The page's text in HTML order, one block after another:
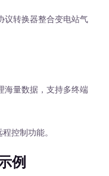
转换器整合变电站气
量数据，支持多终端
控制功能。
例